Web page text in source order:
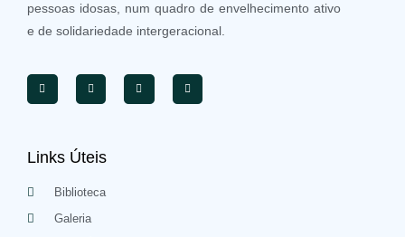
pessoas idosas, num quadro de envelhecimento ativo
e de solidariedade intergeracional.
Links Úteis
Biblioteca
Galeria